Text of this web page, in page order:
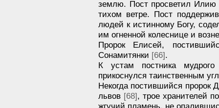
землю. Пост просветил Илию
тихом ветре. Пост
людей к истинному Богу,
им огненной колеснице и
Пророк Елисей,
Сонамитянки [66].
К устам постника
прикоснулся таинственным
Некогда постившийся пророк
львов [68], трое хранителей
жгучий пламень, не